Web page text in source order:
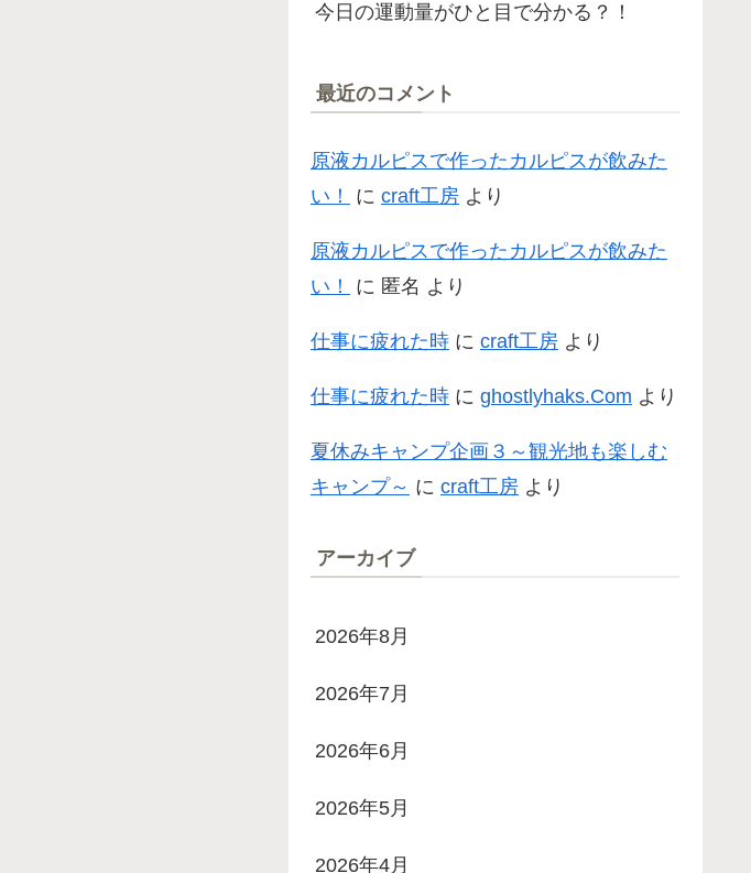
今日の運動量がひと目で分かる？！
最近のコメント
原液カルピスで作ったカルピスが飲みた
い！
に craft工房 より
原液カルピスで作ったカルピスが飲みた
い！
に 匿名 より
仕事に疲れた時 に craft工房 より
仕事に疲れた時 に ghostlyhaks.Com より
夏休みキャンプ企画３～観光地も楽しむ
キャンプ～ に craft工房 より
アーカイブ
2026年8月
2026年7月
2026年6月
2026年5月
2026年4月